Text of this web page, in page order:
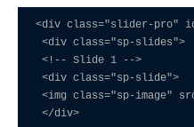
<div class="slider-pro"
<div class="sp-slides">
<!-- Slide 1 -->
<div class="sp-slide">
<img class="sp-image"
</div>